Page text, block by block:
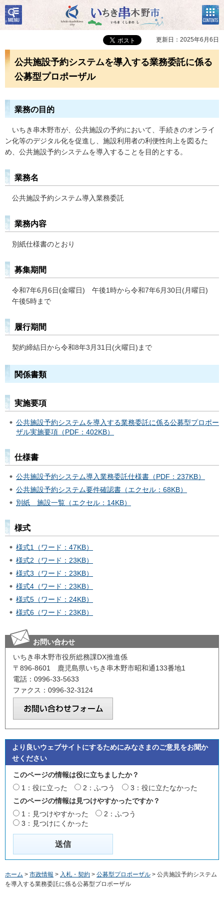
いちき串木野市
検
索・
共通
コン
テン
ツメ
ニュ
更新日：2025年6月6日
公共施設予約システムを導入する業務委託に係る
公募型プロポーザル
業務の目的
いちき串木野市が、公共施設の予約において、手続きのオンライ
ン化等のデジタル化を促進し、施設利用者の利便性向上を図るた
め、公共施設予約システムを導入することを目的とする。
業務名
公共施設予約システム導入業務委託
業務内容
別紙仕様書のとおり
募集期間
令和7年6月6日(金曜日) 午後1時から令和7年6月30日(月曜日)
午後5時まで
履行期間
契約締結日から令和8年3月31日(火曜日)まで
関係書類
実施要項
公共施設予約システムを導入する業務委託に係る公募型プロポー
ザル実施要項（PDF：402KB）
仕様書
公共施設予約システム導入業務委託仕様書（PDF：237KB）
公共施設予約システム要件確認書（エクセル：68KB）
別紙 施設一覧（エクセル：14KB）
様式
様式1（ワード：47KB）
様式2（ワード：23KB）
様式3（ワード：23KB）
様式4（ワード：23KB）
様式5（ワード：24KB）
様式6（ワード：23KB）
お問い合わせ
いちき串木野市役所総務課DX推進係
〒896-8601 鹿児島県いちき串木野市昭和通133番地1
電話：0996-33-5633
ファクス：0996-32-3124
より良いウェブサイトにするためにみなさまのご意見をお聞か
せください
このページの情報は役に立ちましたか？
1：役に立った
2：ふつう
3：役に立たなかった
このページの情報は見つけやすかったですか？
1：見つけやすかった
2：ふつう
3：見つけにくかった
ホーム > 市政情報 > 入札・契約 > 公募型プロポーザル > 公共施設予約システム
を導入する業務委託に係る公募型プロポーザル